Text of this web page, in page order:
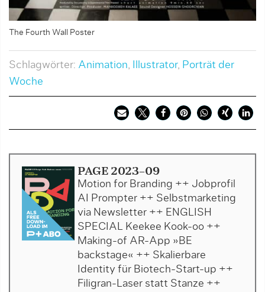
The Fourth Wall Poster
Schlagwörter: Animation, Illustrator, Porträt der
Woche
PAGE 2023-09
Motion for Branding ++ Jobprofil
AI Prompter ++ Selbstmarketing
via Newsletter ++ ENGLISH
SPECIAL Keekee Kook-oo ++
Making-of AR-App »BE
backstage« ++ Skalierbare
Identity für Biotech-Start-up ++
Filigran-Laser statt Stanze ++